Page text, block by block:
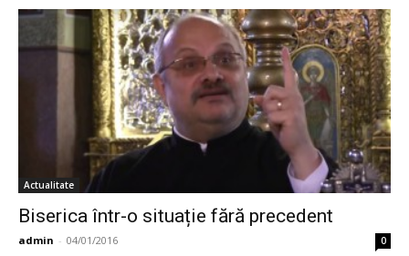
Actualitate
Biserica într-o situație fără precedent
admin - 04/01/2016 0